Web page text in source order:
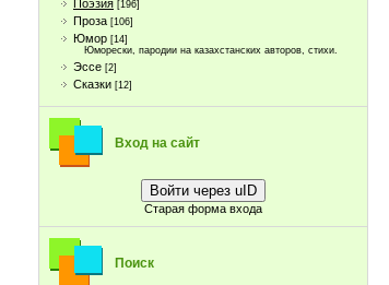
Поэзия [196]
Проза [106]
Юмор [14]
Юморески, пародии на казахстанских авторов, стихи.
Эссе [2]
Сказки [12]
Вход на сайт
Войти через uID
Старая форма входа
Поиск